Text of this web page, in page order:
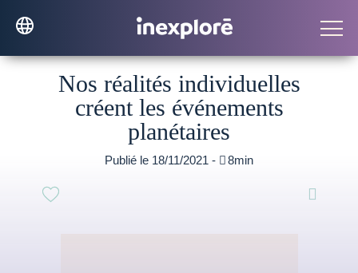
Nos réalités individuelles
créent les événements
planétaires
Publié le 18/11/2021 - 8min
